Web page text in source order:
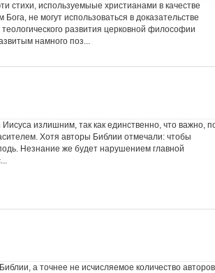
стихи, используемыые христианами в качестве
не могут использоваться в доказательстве
развития церковной философии
намного поз...
Иисуса излишним, так как единственно, что важно,
Хотя авторы Библии отмечали: чтобы
Незнание же будет нарушением главной
а точнее не исчисляемое количество